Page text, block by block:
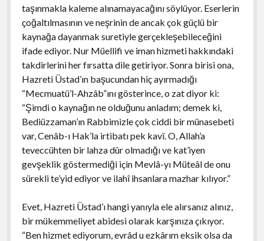
taşınmakla kaleme alınamayacağını söylüyor. Eserlerin
çoğaltılmasının ve neşrinin de ancak çok güçlü bir
kaynağa dayanmak suretiyle gerçekleşebileceğini
ifade ediyor. Nur Müellifi ve iman hizmeti hakkındaki
takdirlerini her fırsatta dile getiriyor. Sonra birisi ona,
Hazreti Üstad’ın başucundan hiç ayırmadığı
“Mecmuatü’l-Ahzâb”ını gösterince, o zat diyor ki:
“Şimdi o kaynağın ne olduğunu anladım; demek ki,
Bediüzzaman’ın Rabbimizle çok ciddi bir münasebeti
var, Cenâb-ı Hak’la irtibatı pek kavî. O, Allah’a
teveccühten bir lahza dûr olmadığı ve kat’iyen
gevşeklik göstermediği için Mevlâ-yı Müteâl de onu
sürekli te’yid ediyor ve ilahî ihsanlara mazhar kılıyor.”
Evet, Hazreti Üstad’ı hangi yanıyla ele alırsanız alınız,
bir mükemmeliyet abidesi olarak karşınıza çıkıyor.
“Ben hizmet ediyorum, evrâd u ezkârım eksik olsa da